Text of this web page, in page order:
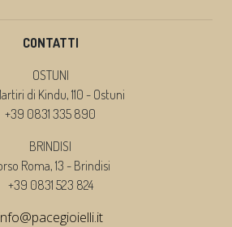
CONTATTI
OSTUNI
di Kindu, 110 - Ostuni
+39 0831 335 890
BRINDISI
Roma, 13 - Brindisi
+39 0831 523 824